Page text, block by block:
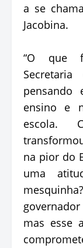
a se
Jacobina.
“O que
pensando
ensino e
escola.
na pior do
uma
mas esse